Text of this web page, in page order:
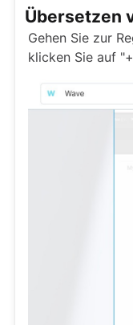
Übersetzen
Gehen Sie zur
klicken Sie auf